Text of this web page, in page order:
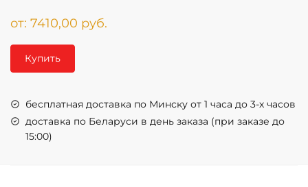
от: 7410,00 руб.
Купить
бесплатная доставка по Минску от 1 часа до 3-х часов
доставка по Беларуси в день заказа (при заказе до
15:00)